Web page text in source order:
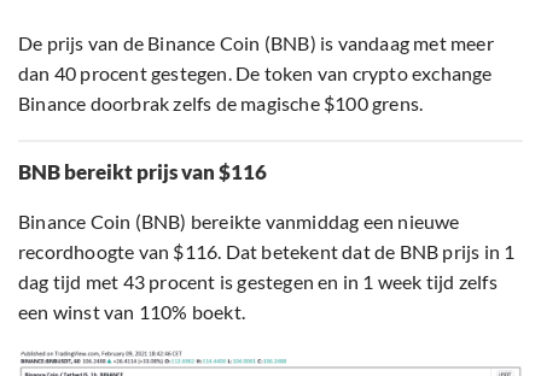
De prijs van de Binance Coin (BNB) is vandaag met meer
dan 40 procent gestegen. De token van crypto exchange
Binance doorbrak zelfs de magische $100 grens.
BNB bereikt prijs van $116
Binance Coin (BNB) bereikte vanmiddag een nieuwe
recordhoogte van $116. Dat betekent dat de BNB prijs in 1
dag tijd met 43 procent is gestegen en in 1 week tijd zelfs
een winst van 110% boekt.